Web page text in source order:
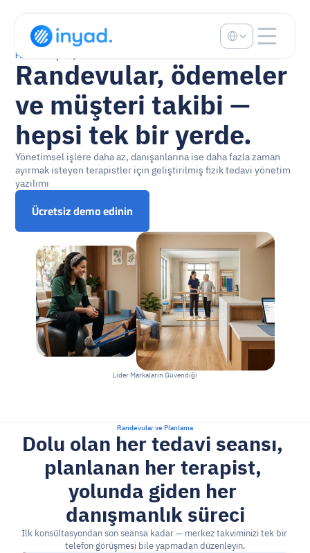
Fizik tedavi için inyad
Randevular, ödemeler
ve müşteri takibi —
hepsi tek bir yerde.
Yönetimsel işlere daha az, danışanlarına ise daha fazla zaman
ayırmak isteyen terapistler için geliştirilmiş fizik tedavi yönetim
yazılımı
Ücretsiz demo edinin
Lider Markaların Güvendiği
Randevular ve Planlama
Dolu olan her tedavi seansı,
planlanan her terapist,
yolunda giden her
danışmanlık süreci
İlk konsültasyondan son seansa kadar — merkez takviminizi tek bir
telefon görüşmesi bile yapmadan düzenleyin.
Select Language